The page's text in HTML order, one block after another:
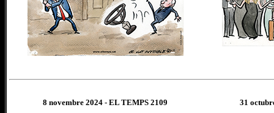
8 novembre 2024 - EL TEMPS 2109 31